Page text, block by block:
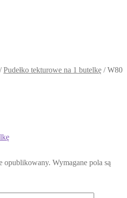
/Pudełko tekturowe na 1 butelkę /W80
opublikowany. Wymagane pola są